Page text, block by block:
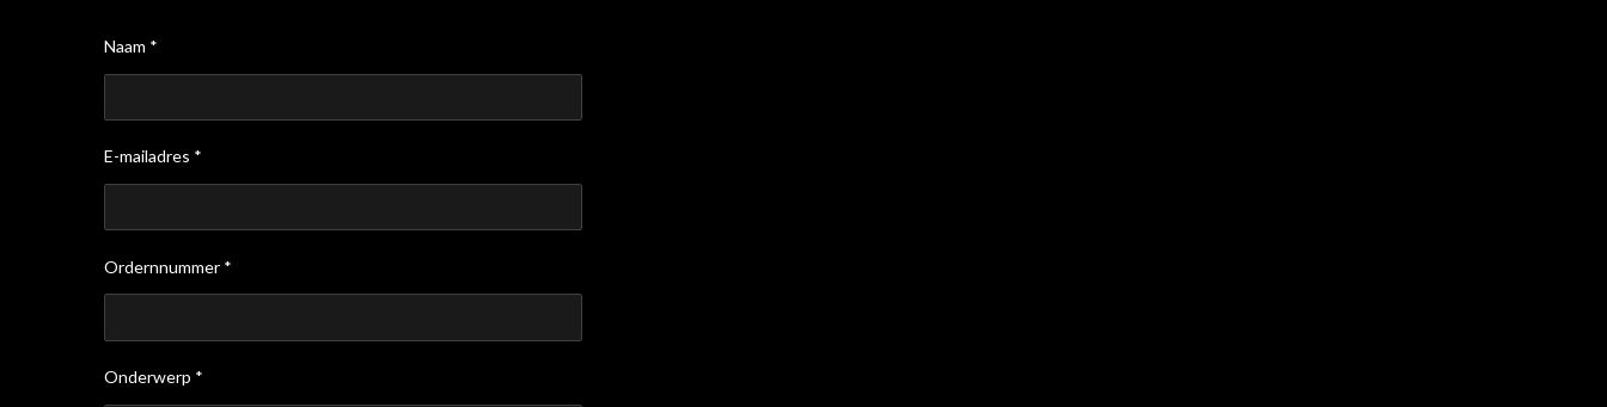
Naam *
E-mailadres *
Ordernnummer *
Onderwerp *